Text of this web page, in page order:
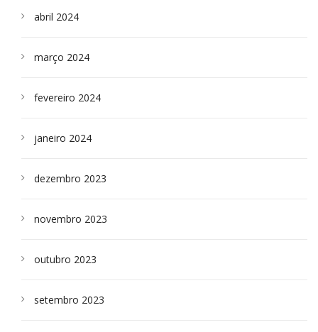
abril 2024
março 2024
fevereiro 2024
janeiro 2024
dezembro 2023
novembro 2023
outubro 2023
setembro 2023